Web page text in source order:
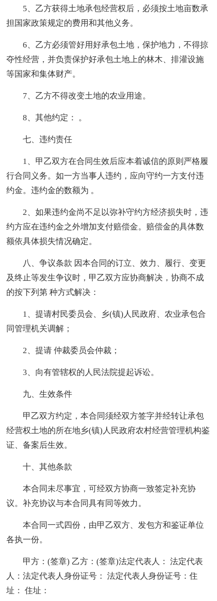
5、乙方获得土地承包经营权后，必须按土地亩数承
担国家政策规定的费用和其他义务。
6、乙方必须管好用好承包土地，保护地力，不得掠
夺性经营，并负责保护好承包土地上的林木、排灌设施
等国家和集体财产。
7、乙方不得改变土地的农业用途。
8、其他约定： 。
七、违约责任
1、甲乙双方在合同生效后应本着诚信的原则严格履
行合同义务。如一方当事人违约，应向守约一方支付违
约金。违约金的数额为 。
2、如果违约金尚不足以弥补守约方经济损失时，违
约方应在违约金之外增加支付赔偿金。赔偿金的具体数
额依具体损失情况确定。
八、争议条款 因本合同的订立、效力、履行、变更
及终止等发生争议时，甲乙双方应协商解决，协商不成
的按下列第 种方式解决：
1、提请村民委员会、乡(镇)人民政府、农业承包合
同管理机关调解；
2、提请 仲裁委员会仲裁；
3、向有管辖权的人民法院提起诉讼。
九、生效条件
甲乙双方约定，本合同须经双方签字并经转让承包
经营权土地的所在地乡(镇)人民政府农村经营管理机构鉴
证、备案后生效。
十、其他条款
本合同未尽事宜，可经双方协商一致签定补充协
议。补充协议与本合同具有同等效力。
本合同一式四份，由甲乙双方、发包方和鉴证单位
各执一份。
甲方：(签章) 乙方：(签章)法定代表人： 法定代表
人：法定代表人身份证号： 法定代表人身份证号：住
址： 住址：